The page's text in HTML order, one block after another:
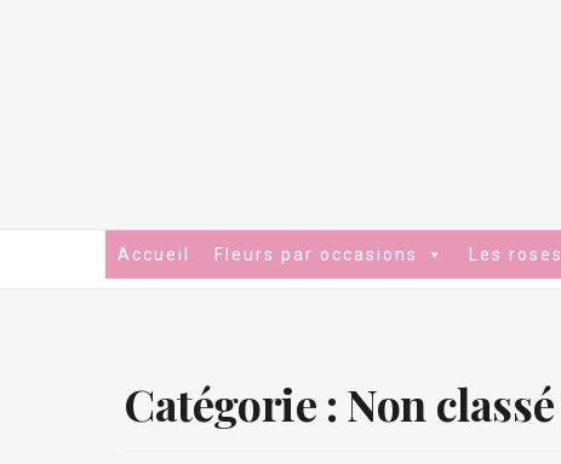
Accueil Fleurs par occasions Les roses
Catégorie : Non classé